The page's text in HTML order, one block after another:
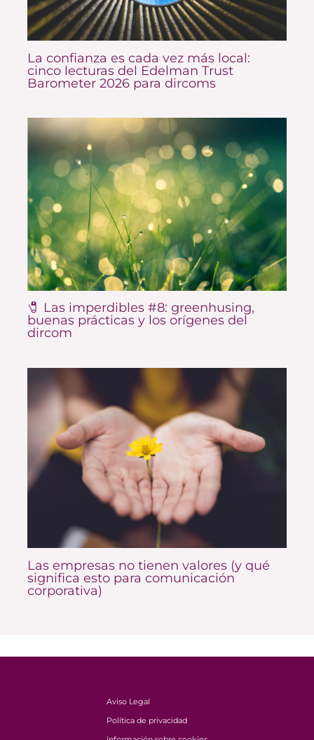
La confianza es cada vez más local:
cinco lecturas del Edelman Trust
Barometer 2026 para dircoms
🧷 Las imperdibles #8: greenhusing,
buenas prácticas y los orígenes del
dircom
Las empresas no tienen valores (y qué
significa esto para comunicación
corporativa)
Aviso Legal
Política de privacidad